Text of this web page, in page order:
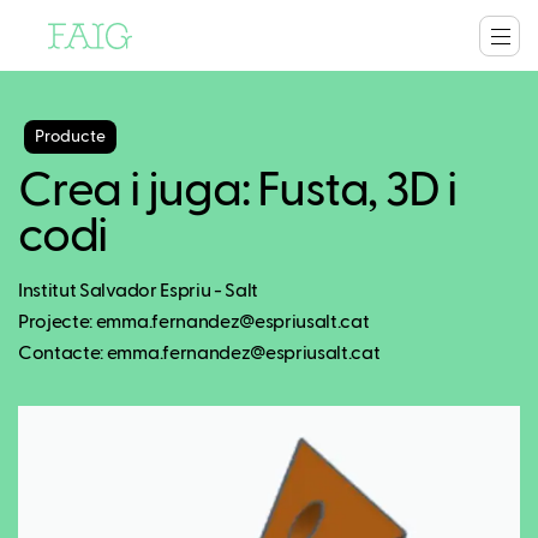
Producte
Crea i juga: Fusta, 3D i
codi
Institut Salvador Espriu - Salt
Projecte: emma.fernandez@espriusalt.cat
Contacte: emma.fernandez@espriusalt.cat